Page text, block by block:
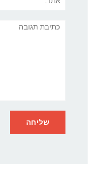
תגובה